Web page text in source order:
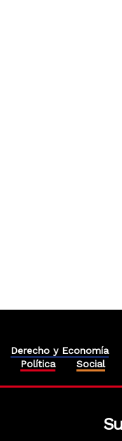
Derecho y Economía
Política Social